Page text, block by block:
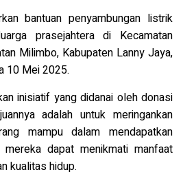
bantuan penyambungan listrik
prasejahtera di Kecamatan
Milimbo, Kabupaten Lanny Jaya,
10 Mei 2025.
inisiatif yang didanai oleh donasi
adalah untuk meringankan
mampu dalam mendapatkan
dapat menikmati manfaat
kualitas hidup.